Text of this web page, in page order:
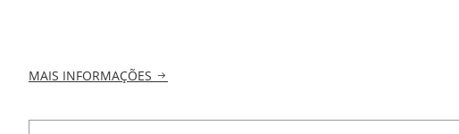
MAIS INFORMAÇÕES